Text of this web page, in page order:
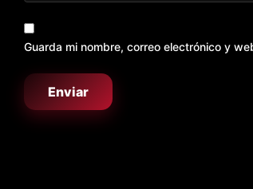
Guarda mi nombre, correo electrónico y